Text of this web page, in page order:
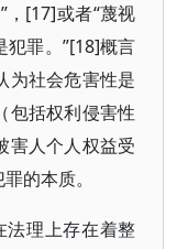
，[17]或者“蔑视
犯罪。”[18]概言
为社会危害性是
包括权利侵害性
害人个人权益受
的本质。
法理上存在着整